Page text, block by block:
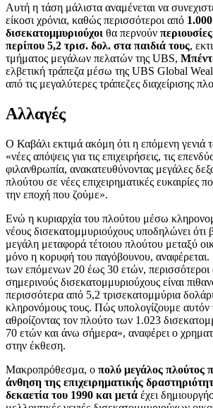
Αυτή η τάση μάλιστα αναμένεται να
είκοσι χρόνια, καθώς περισσότεροι από 1.000
δισεκατομμυριούχοι θα περνούν
περίπου 5,2 τρισ. δολ. στα παιδιά τους,
τμήματος μεγάλων πελατών της UBS,
ελβετική τράπεζα μέσω της UBS Global
από τις μεγαλύτερες τράπεζες διαχείρισης
Αλλαγές
Ο Καβάλι εκτιμά ακόμη ότι η επόμενη γενιά
«νέες απόψεις για τις επιχειρήσεις, τις
φιλανθρωπία, ανακατευθύνοντας μεγάλες
πλούτου σε νέες επιχειρηματικές ευκαιρίες
την εποχή που ζούμε».
Ενώ η κυριαρχία του πλούτου μέσω
νέους δισεκατομμυριούχους υποδηλώνει ότι
μεγάλη μεταφορά τέτοιου πλούτου μεταξύ
μόνο η κορυφή του παγόβουνου, αναφέρεται.
των επόμενων 20 έως 30 ετών, περισσότεροι
σημερινούς δισεκατομμυριούχους είναι
περισσότερα από 5,2 τρισεκατομμύρια
κληρονόμους τους. Πώς υπολογίζουμε
αθροίζοντας τον πλούτο των 1.023
70 ετών και άνω σήμερα», αναφέρει ο
στην έκθεση.
Μακροπρόθεσμα, ο πολύ μεγάλος πλούτος
άνθηση της επιχειρηματικής
δεκαετία του 1990 και μετά έχει